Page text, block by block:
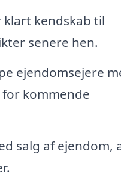
kendskab til
senere hen.
ejendomsejere
kommende
salg af ejendom,